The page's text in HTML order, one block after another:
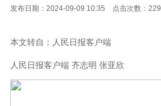
发布日期：2024-09-09 10:35 点击次数：229
本文转自：人民日报客户端
人民日报客户端 齐志明 张亚欣